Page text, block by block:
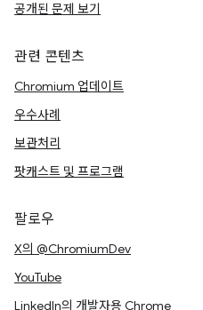
공개된 문제 보기
관련 콘텐츠
Chromium 업데이트
우수사례
보관처리
팟캐스트 및 프로그램
팔로우
X의 @ChromiumDev
YouTube
LinkedIn의 개발자용 Chrome